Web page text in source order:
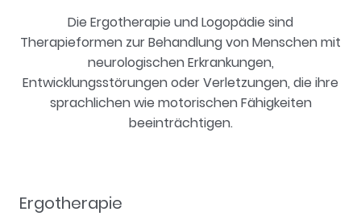
Die Ergotherapie und Logopädie sind
Therapieformen zur Behandlung von Menschen mit
neurologischen Erkrankungen,
Entwicklungsstörungen oder Verletzungen, die ihre
sprachlichen wie motorischen Fähigkeiten
beeinträchtigen.
Ergotherapie